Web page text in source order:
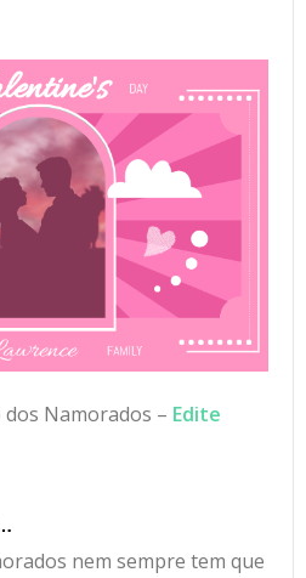
dos Namorados – Edite
nem sempre tem que